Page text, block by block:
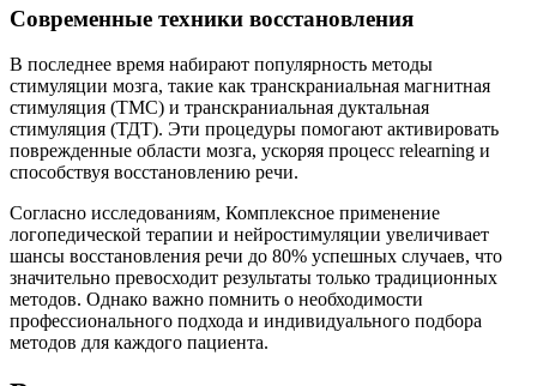
Современные техники восстановления
В последнее время набирают популярность методы
стимуляции мозга, такие как транскраниальная магнитная
стимуляция (ТМС) и транскраниальная дуктальная
стимуляция (ТДТ). Эти процедуры помогают активировать
поврежденные области мозга, ускоряя процесс relearning и
способствуя восстановлению речи.
Согласно исследованиям, Комплексное применение
логопедической терапии и нейростимуляции увеличивает
шансы восстановления речи до 80% успешных случаев, что
значительно превосходит результаты только традиционных
методов. Однако важно помнить о необходимости
профессионального подхода и индивидуального подбора
методов для каждого пациента.